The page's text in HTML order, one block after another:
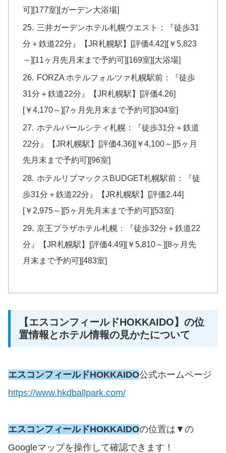
可][177室][ガーデン大浴場]
三井ガーデンホテル札幌ウエスト：『徒歩31
分＋鉄道22分』【JR札幌駅】[評価4.42][￥5,823
～][11ヶ月先月末まで予約可][169室][大浴場]
FORZA ホテルフォルツァ札幌駅前：『徒歩
31分＋鉄道22分』【JR札幌駅】[評価4.26]
[￥4,170～][7ヶ月先月末まで予約可][304室]
ホテルパールシティ札幌：『徒歩31分＋鉄道
22分』【JR札幌駅】[評価4.36][￥4,100～][5ヶ月
先月末まで予約可][96室]
ホテルリブマックスBUDGET札幌駅前：『徒
歩31分＋鉄道22分』【JR札幌駅】[評価2.44]
[￥2,975～][5ヶ月先月末まで予約可][53室]
京王プラザホテル札幌：『徒歩32分＋鉄道22
分』【JR札幌駅】[評価4.49][￥5,810～][8ヶ月先
月末まで予約可][483室]
【エスコンフィールドHOKKAIDO】の位
置情報とホテル情報の見かたについて
エスコンフィールドHOKKAIDO公式ホームページ
https://www.hkdballpark.com/
エスコンフィールドHOKKAIDOの位置は▼の
Googleマップを操作して確認できます！